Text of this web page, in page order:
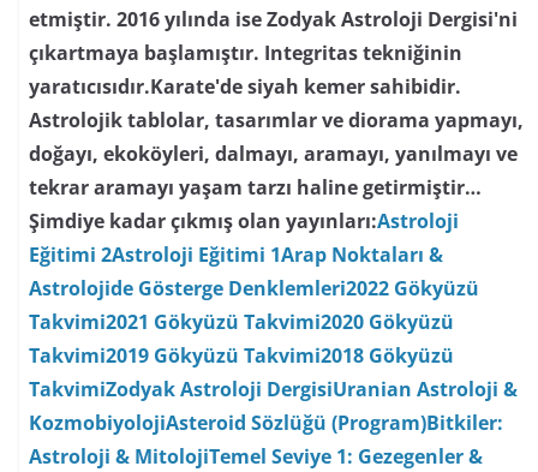
etmiştir. 2016 yılında ise Zodyak Astroloji Dergisi'ni
çıkartmaya başlamıştır. Integritas tekniğinin
yaratıcısıdır.Karate'de siyah kemer sahibidir.
Astrolojik tablolar, tasarımlar ve diorama yapmayı,
doğayı, ekoköyleri, dalmayı, aramayı, yanılmayı ve
tekrar aramayı yaşam tarzı haline getirmiştir…
Şimdiye kadar çıkmış olan yayınları:Astroloji
Eğitimi 2Astroloji Eğitimi 1Arap Noktaları &
Astrolojide Gösterge Denklemleri2022 Gökyüzü
Takvimi2021 Gökyüzü Takvimi2020 Gökyüzü
Takvimi2019 Gökyüzü Takvimi2018 Gökyüzü
TakvimiZodyak Astroloji DergisiUranian Astroloji &
KozmobiyolojiAsteroid Sözlüğü (Program)Bitkiler:
Astroloji & MitolojiTemel Seviye 1: Gezegenler &